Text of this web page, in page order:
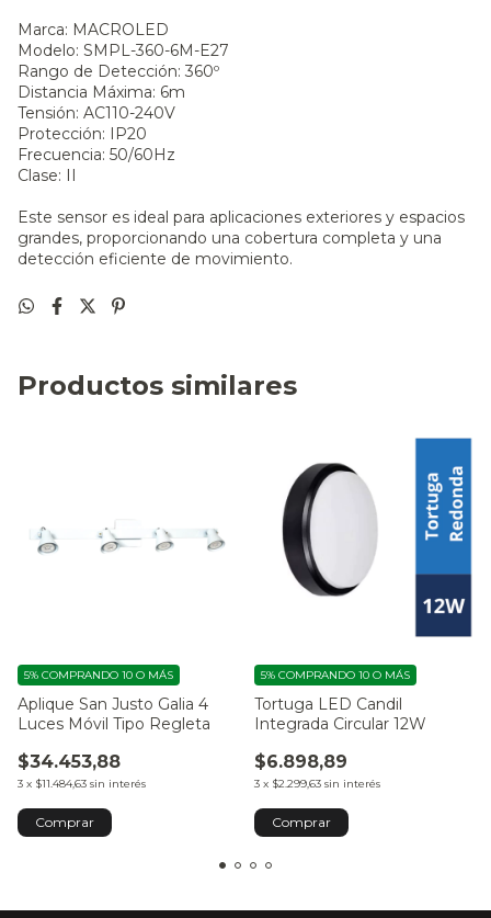
Marca: MACROLED
Modelo: SMPL-360-6M-E27
Rango de Detección: 360º
Distancia Máxima: 6m
Tensión: AC110-240V
Protección: IP20
Frecuencia: 50/60Hz
Clase: II
Este sensor es ideal para aplicaciones exteriores y espacios
grandes, proporcionando una cobertura completa y una
detección eficiente de movimiento.
Productos similares
Aplique San Justo Galia 4
Luces Móvil Tipo Regleta
$34.453,88
3 x $11.484,63 sin interés
5% COMPRANDO 10 O MÁS
Comprar
Tortuga LED Candil
Integrada Circular 12W
$6.898,89
3 x $2.299,63 sin interés
5% COMPRANDO 10 O MÁS